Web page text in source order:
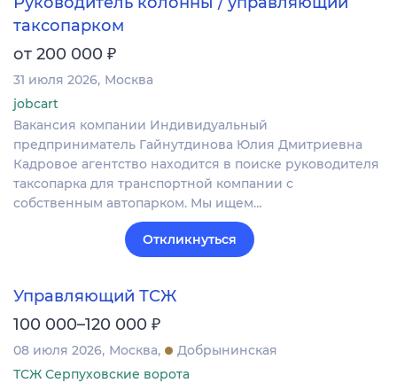
таксопарком
от 200 000 ₽
31 июля 2026 Москва
jobcart
Вакансия компании Индивидуальный
предприниматель Гайнутдинова Юлия Дмитриевна
Кадровое агентство находится в поиске руководителя
таксопарка для транспортной компании с
собственным автопарком. Мы ищем…
Откликнуться
Управляющий ТСЖ
100 000–120 000 ₽
08 июля 2026 Москва
Добрынинская
ТСЖ Серпуховские ворота